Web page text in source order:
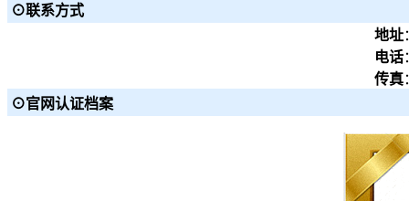
⊙联系方式
地址
电话
传真
⊙官网认证档案